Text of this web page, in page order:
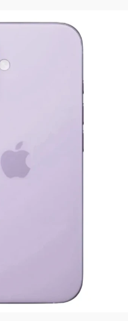
水門周邊紅黃線停車
法 郭台銘、蔡英文成關鍵
玉真開撕爆料
難關如何解？
事